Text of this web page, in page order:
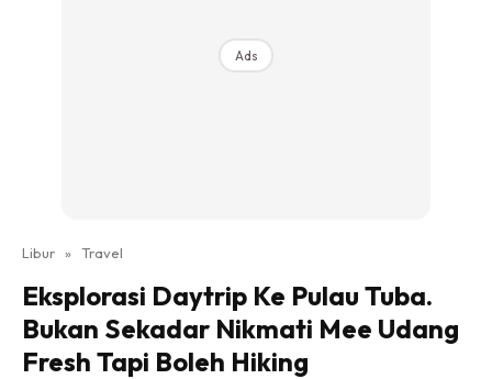
Ads
Libur » Travel
Eksplorasi Daytrip Ke Pulau Tuba.
Bukan Sekadar Nikmati Mee Udang
Fresh Tapi Boleh Hiking